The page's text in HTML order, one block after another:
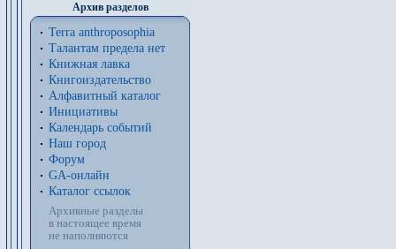
Архив разделов
Terra anthroposophia
Талантам предела нет
Книжная лавка
Книгоиздательство
Алфавитный каталог
Инициативы
Календарь событий
Наш город
Форум
GA-онлайн
Каталог ссылок
Архивные разделы
в настоящее время
не наполняются